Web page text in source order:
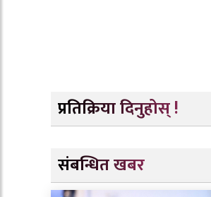
प्रतिक्रिया दिनुहोस् !
संबन्धित खबर